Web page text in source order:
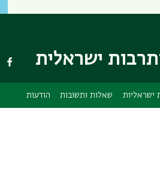
ישראלית
ישראליות שאלות ותשובות הודעות